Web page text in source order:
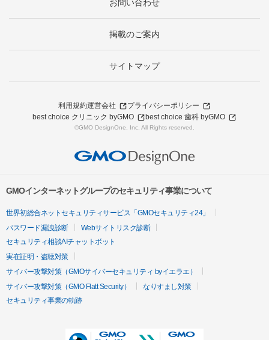
お問い合わせ
掲載のご案内
サイトマップ
利用規約運営会社
プライバシーポリシー
best choice クリニック byGMO
best choice 歯科 byGMO
©GMO DesignOne, Inc. All Rights reserved.
GMOインターネットグループのセキュリティ事業について
世界初総合ネットセキュリティサービス「GMOセキュリティ24」
パスワード漏洩診断
Webサイトリスク診断
セキュリティ相談AIチャットボット
実在証明・盗聴対策
サイバー攻撃対策（GMOサイバーセキュリティ byイエラエ）
サイバー攻撃対策（GMO Flatt Security）
なりすまし対策
セキュリティ事業の軌跡